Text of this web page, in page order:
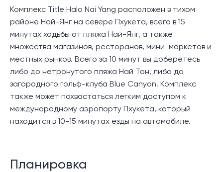
Комплекс Title Halo Nai Yang расположен в тихом
районе Най-Янг на севере Пхукета, всего в 15
минутах ходьбы от пляжа Най-Янг, а также
множества магазинов, ресторанов, мини-маркетов и
местных рынков. Всего за 10 минут вы доберетесь
либо до нетронутого пляжа Най Тон, либо до
загородного гольф-клуба Blue Canyon. Комплекс
также может похвастаться легким доступом к
международному аэропорту Пхукета, который
находится в 10-15 минутах езды на автомобиле.
Планировка